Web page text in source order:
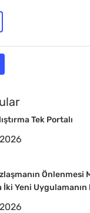
Tek Portalı
Önlenmesi
İki Yeni